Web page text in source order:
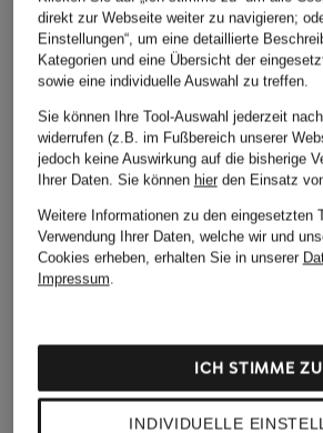
direkt zur Webseite weiter zu navigieren;
Einstellungen“, um eine detaillierte
Kategorien und eine Übersicht der
sowie eine individuelle Auswahl zu treffen.
Sie können Ihre Tool-Auswahl jederzeit
widerrufen (z.B. im Fußbereich unserer
jedoch keine Auswirkung auf die bisherige
Ihrer Daten. Sie können hierden Einsatz
Weitere Informationen zu den eingesetzten
Verwendung Ihrer Daten, welche wir und
Cookies erheben, erhalten Sie in unserer
Impressum.
INDIVIDUELLE
ICH STIMME ZU